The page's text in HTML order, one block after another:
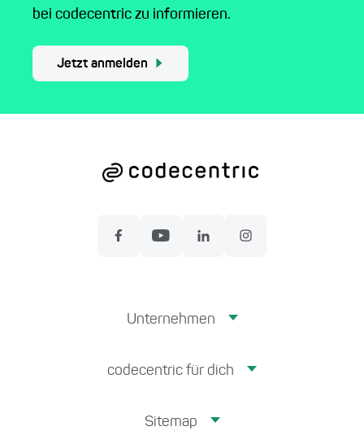
bei codecentric zu informieren.
Jetzt anmelden
Unternehmen
codecentric für dich
Sitemap